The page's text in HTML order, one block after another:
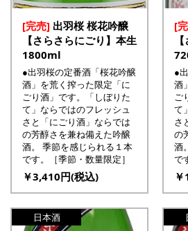
[完売] 出羽桜 桜花吟醸
【さらさらにごり】本生
1800ml
●出羽桜の定番酒「桜花吟醸
酒」を荒く搾った限定「に
ごり酒」です。「しぼりた
て」ならではのフレッシュ
さと「にごり酒」ならでは
の芳醇さを兼ね備えた吟醸
酒。 季節を感じられる１本
です。［季節・数量限定］
￥3,410円(税込)
[
●
酒
ご
て
さ
の
酒
で
日本酒